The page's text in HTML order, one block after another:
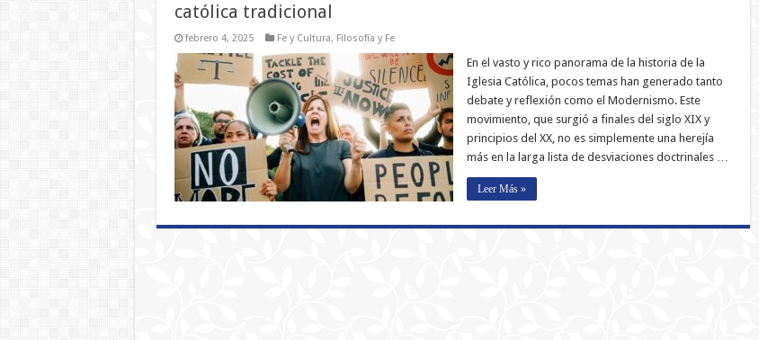
católica tradicional
febrero 4, 2025 Fe y Cultura, Filosofía y Fe
En el vasto y rico panorama de la historia de la
Iglesia Católica, pocos temas han generado tanto
debate y reflexión como el Modernismo. Este
movimiento, que surgió a finales del siglo XIX y
principios del XX, no es simplemente una herejía
más en la larga lista de desviaciones doctrinales …
Leer Más »